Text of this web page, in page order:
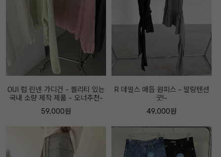
OUI 럽 린넨 가디건 - 퀄리티 있는
국내 소량 제작 제품 - 오너추천-
59,000원
R 데얼스 매듭 원피스 - 말랑텐션
굿!-
49,000원